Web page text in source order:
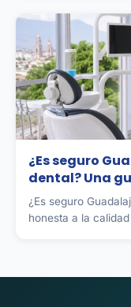
¿Es seguro
dental? Una
¿Es seguro
honesta a la